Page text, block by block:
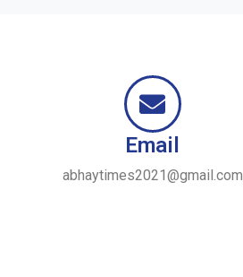
Email
abhaytimes2021@gmail.com